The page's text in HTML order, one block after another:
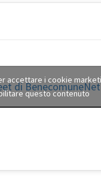
di BenecomuneNet
accettare i cookie
questo contenuto